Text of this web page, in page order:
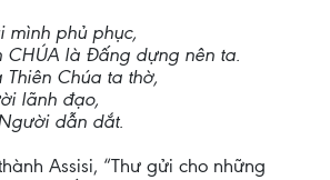
mình phủ phục,
CHÚA là Đấng dựng nên ta.
Chúa ta thờ,
lãnh đạo,
dẫn dắt.
Assisi, “Thư gửi cho những